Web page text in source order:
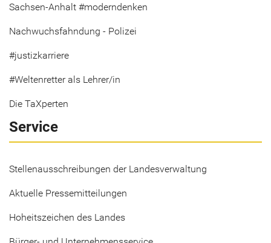
Sachsen-Anhalt #moderndenken
Nachwuchsfahndung - Polizei
#justizkarriere
#Weltenretter als Lehrer/in
Die TaXperten
Service
Stellenausschreibungen der Landesverwaltung
Aktuelle Pressemitteilungen
Hoheitszeichen des Landes